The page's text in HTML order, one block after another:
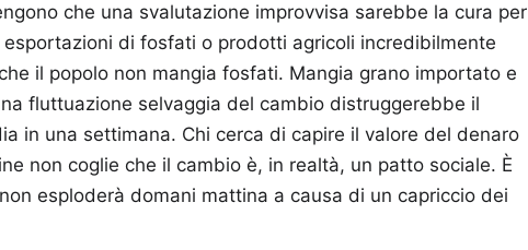
che una svalutazione improvvisa sarebbe la cura per
di fosfati o prodotti agricoli incredibilmente
il popolo non mangia fosfati. Mangia grano importato e
fluttuazione selvaggia del cambio distruggerebbe il
in una settimana. Chi cerca di capire il valore del denaro
non coglie che il cambio è, in realtà, un patto sociale. È
esploderà domani mattina a causa di un capriccio dei